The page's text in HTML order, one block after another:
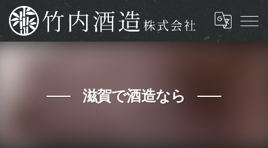
滋賀で酒造なら